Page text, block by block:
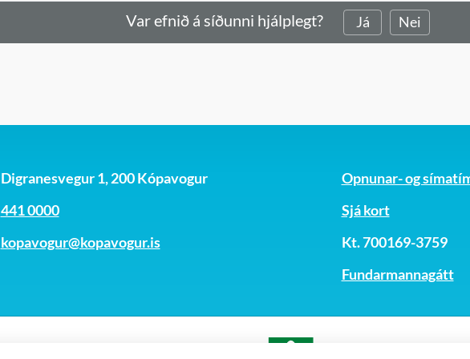
Var efnið á síðunni hjálplegt? Já Nei
Digranesvegur 1, 200 Kópavogur
441 0000
kopavogur@kopavogur.is
Opnunar- og
Sjá kort
Kt. 700169-3759
Fundarmannagátt